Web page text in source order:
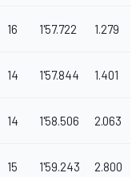
16 1'57.722 1.279
14 1'57.844 1.401
14 1'58.506 2.063
15 1'59.243 2.800